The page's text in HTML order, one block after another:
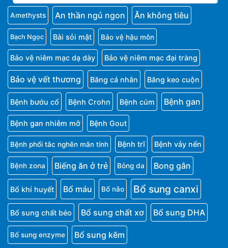
Amethysts An thần ngủ ngon Ăn không tiêu
Bạch Ngọc Bài sỏi mật Bảo vệ hậu môn
Bảo vệ niêm mạc dạ dày Bảo vệ niêm mạc đại tràng
Bảo vệ vết thương Băng cá nhân Băng keo cuộn
Bệnh bướu cổ Bệnh Crohn Bệnh cúm Bệnh gan
Bệnh gan nhiễm mỡ Bệnh Gout
Bệnh phổi tắc nghẽn mãn tính Bệnh trĩ Bệnh vảy nến
Bệnh zona Biếng ăn ở trẻ Bỏng da Bong gân
Bổ khí huyết Bổ máu Bổ não Bổ sung canxi
Bổ sung chất béo Bổ sung chất xơ Bổ sung DHA
Bổ sung enzyme Bổ sung kẽm